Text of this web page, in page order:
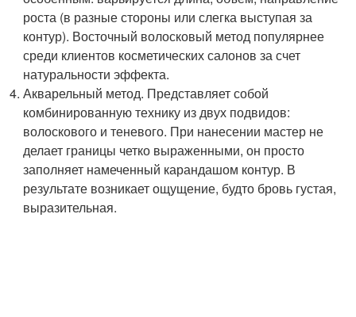
роста (в разные стороны или слегка выступая за
контур). Восточный волосковый метод популярнее
среди клиентов косметических салонов за счет
натуральности эффекта.
Акварельный метод. Представляет собой
комбинированную технику из двух подвидов:
волоскового и теневого. При нанесении мастер не
делает границы четко выраженными, он просто
заполняет намеченный карандашом контур. В
результате возникает ощущение, будто бровь густая,
выразительная.